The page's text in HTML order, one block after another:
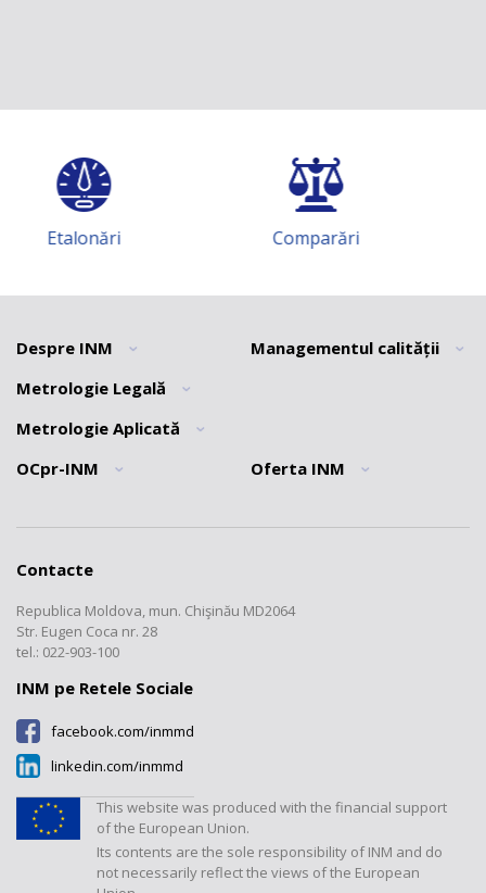
Despre INM
Informatii generale
Noutăți
Structura INM
Cooperare
Contacte
Managementul calității
Metrologie Legală
Informatii generale
Secția Documente normative
Metrologie Aplicată
Informatii generale
electromagnetice, frecvență și
timp”
Laboratorul „Mărimi termice și
umiditate”
Laboratorul „Mărimi
dimensionale”
Laboratorul „Debite și volume”
Laboratorul „Mărimi fizico-
chimice”
Laboratorul "Presiuni și forțe"
OCpr-INM
Documente
Registrul produselor certificate
Tarife
Oferta INM
Verificări/Expertize
Contacte
Republica Moldova, mun. Chişinău MD2064
Str. Eugen Coca nr. 28
tel.: 022-903-100
INM pe Retele Sociale
facebook.com/inmmd
linkedin.com/inmmd
This website was produced with the financial support
of the European Union.
Its contents are the sole responsibility of INM and do
not necessarily reflect the views of the European